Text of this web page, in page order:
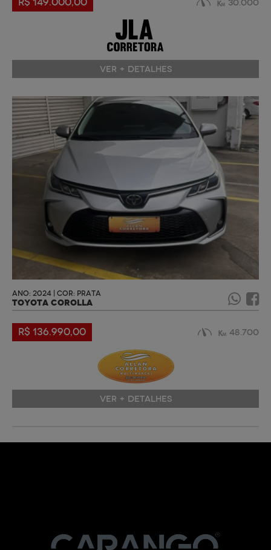
R$ 149.000,00 30.000
VER + DETALHES
ANO: 2024 | COR: PRATA
TOYOTA COROLLA
R$ 136.990,00 48.700
VER + DETALHES